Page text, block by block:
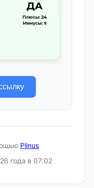
Plinus
года в 07:02